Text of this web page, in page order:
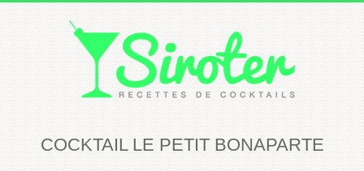
COCKTAIL LE PETIT BONAPARTE